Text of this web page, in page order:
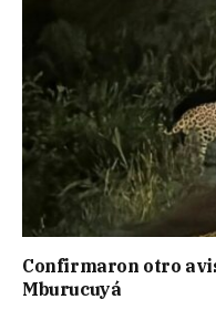
Confirmaron otro
Mburucuyá